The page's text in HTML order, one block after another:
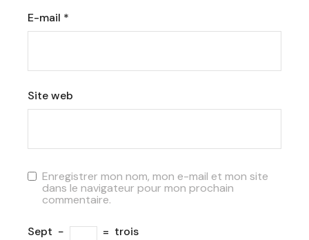
E-mail *
Site web
Enregistrer mon nom, mon e-mail et mon site
dans le navigateur pour mon prochain
commentaire.
Sept − = trois